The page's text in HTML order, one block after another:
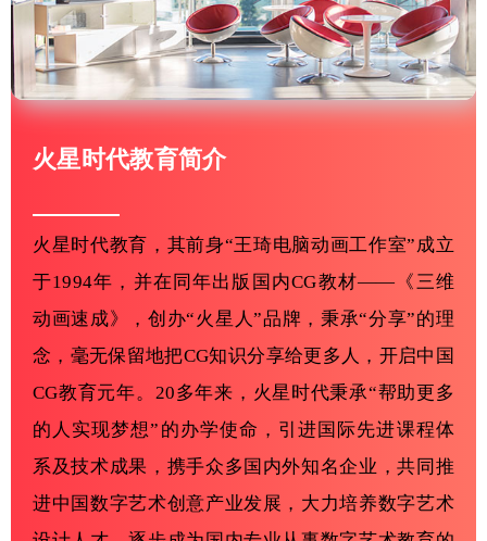
火星时代教育简介
火星时代教育，其前身“王琦电脑动画工作室”成立
于1994年，并在同年出版国内CG教材——《三维
动画速成》，创办“火星人”品牌，秉承“分享”的理
念，毫无保留地把CG知识分享给更多人，开启中国
CG教育元年。20多年来，火星时代秉承“帮助更多
的人实现梦想”的办学使命，引进国际先进课程体
系及技术成果，携手众多国内外知名企业，共同推
进中国数字艺术创意产业发展，大力培养数字艺术